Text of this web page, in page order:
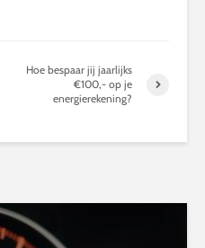
Hoe bespaar jij jaarlijks
€100,- op je
energierekening?